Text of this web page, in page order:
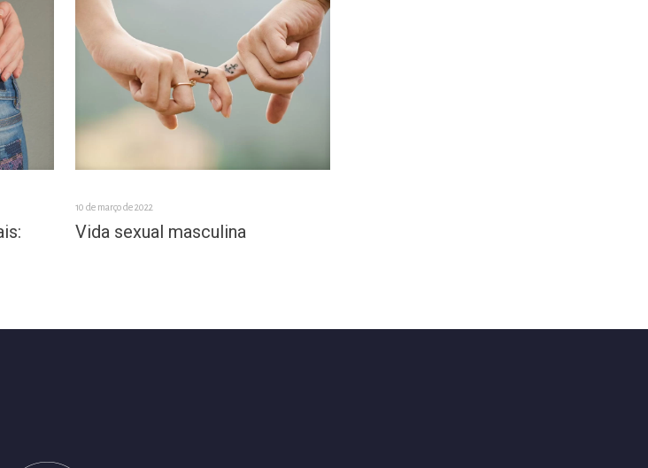
10 de março de 2022
Vida sexual masculina